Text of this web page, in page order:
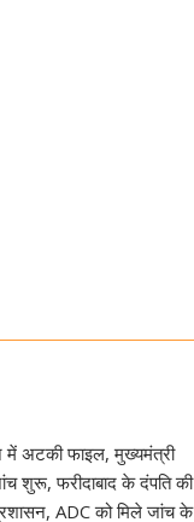
में अटकी फाइल, मुख्यमंत्री
शुरू, फरीदाबाद के दंपति की
ADC को मिले जांच के